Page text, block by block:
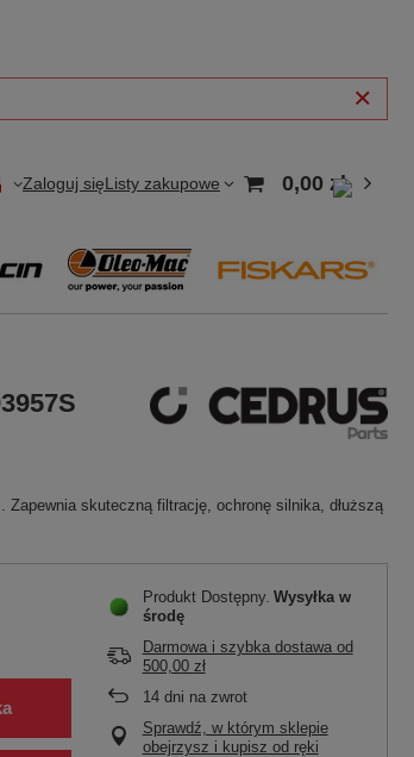
Zaloguj sięListy zakupowe 0,00 zł
skuteczną filtrację, ochronę silnika, dłuższą
Produkt Dostępny Wysyłka w
środę
Darmowa i szybka dostawaod
500,00 zł
14dni na zwrot
Sprawdź, w którym sklepie
obejrzysz i kupisz od ręki